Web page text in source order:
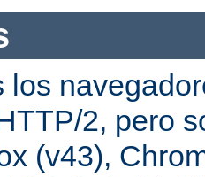
los
2, pero
(v43),